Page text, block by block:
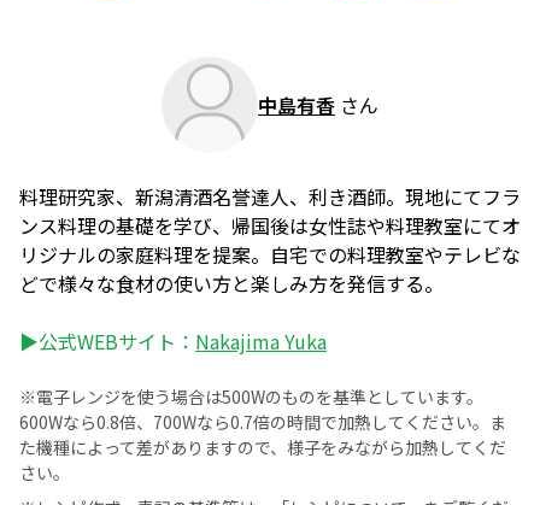
中島有香 さん
料理研究家、新潟清酒名誉達人、利き酒師。現地にてフラ
ンス料理の基礎を学び、帰国後は女性誌や料理教室にてオ
リジナルの家庭料理を提案。自宅での料理教室やテレビな
どで様々な食材の使い方と楽しみ方を発信する。
▶公式WEBサイト： Nakajima Yuka
※電子レンジを使う場合は500Wのものを基準としています。
600Wなら0.8倍、700Wなら0.7倍の時間で加熱してください。ま
た機種によって差がありますので、様子をみながら加熱してくだ
さい。